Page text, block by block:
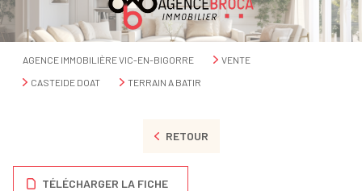
AGENCE IMMOBILIÈRE VIC-EN-BIGORRE
VENTE
CASTEIDE DOAT
TERRAIN A BATIR
RETOUR
TÉLÉCHARGER LA FICHE